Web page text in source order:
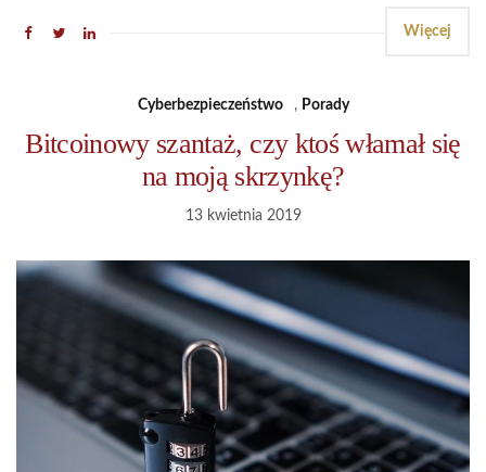
Więcej
Cyberbezpieczeństwo , Porady
Bitcoinowy szantaż, czy ktoś włamał się
na moją skrzynkę?
13 kwietnia 2019